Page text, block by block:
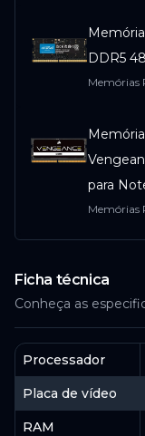
Indisponível
DDR5
Memórias
para
Memórias
16GB,
Memórias
SSD
NVMe,
Ficha técnica
Conheça as
Processador
Placa de vídeo
RAM